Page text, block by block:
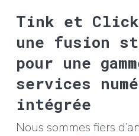
Tink et
une fusion
pour une
services
intégrée
Nous sommes fiers